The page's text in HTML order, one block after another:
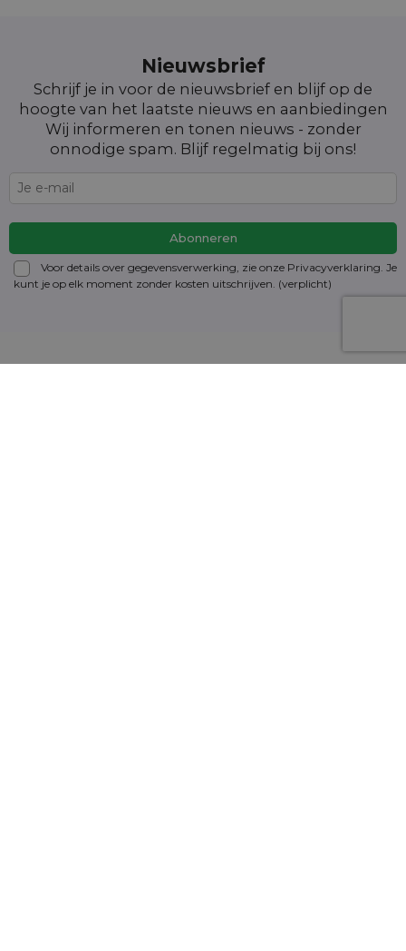
Nieuwsbrief
Schrijf je in voor de nieuwsbrief en blijf op de
hoogte van het laatste nieuws en aanbiedingen
Wij informeren en tonen nieuws - zonder
onnodige spam. Blijf regelmatig bij ons!
Voor details over gegevensverwerking, zie onze Privacyverklaring. Je
kunt je op elk moment zonder kosten uitschrijven. (verplicht)